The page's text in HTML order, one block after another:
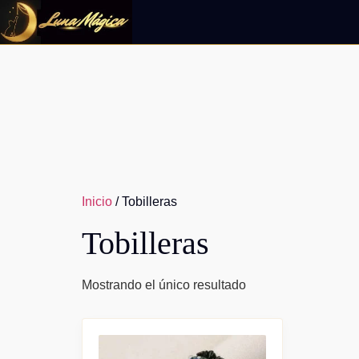
Inicio / Tobilleras
Tobilleras
Mostrando el único resultado